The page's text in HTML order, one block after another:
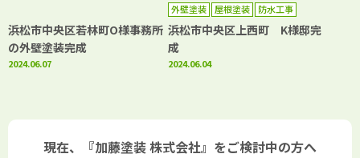
浜松市中央区若林町O様事務所
の外壁塗装完成
2024.06.07
外壁塗装 屋根塗装 防水工事
浜松市中央区上西町 K様邸完
成
2024.06.04
現在、『加藤塗装 株式会社』をご検討中の方へ